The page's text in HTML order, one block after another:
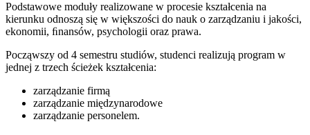
Podstawowe moduły realizowane w procesie kształcenia na
kierunku odnoszą się w większości do nauk o zarządzaniu i jakości,
ekonomii, ﬁnansów, psychologii oraz prawa.
Począwszy od 4 semestru studiów, studenci realizują program w
jednej z trzech ścieżek kształcenia:
zarządzanie firmą
zarządzanie międzynarodowe
zarządzanie personelem.